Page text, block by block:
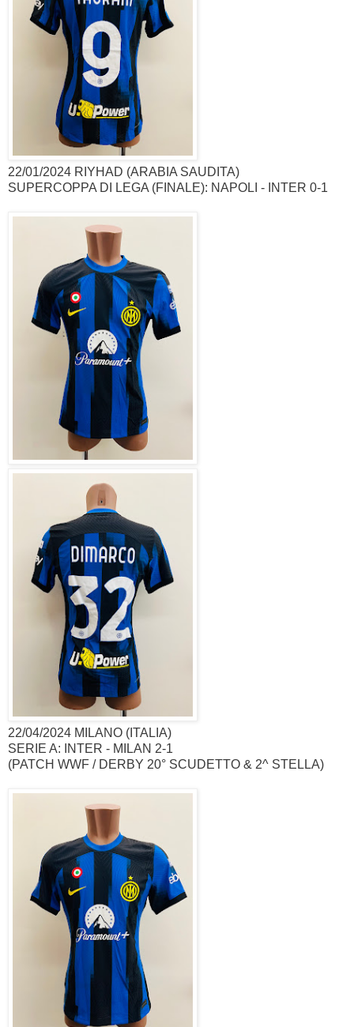
22/01/2024 RIYHAD (ARABIA SAUDITA)
SUPERCOPPA DI LEGA (FINALE): NAPOLI - INTER 0-1
22/04/2024 MILANO (ITALIA)
SERIE A: INTER - MILAN 2-1
(PATCH WWF / DERBY 20° SCUDETTO & 2^ STELLA)